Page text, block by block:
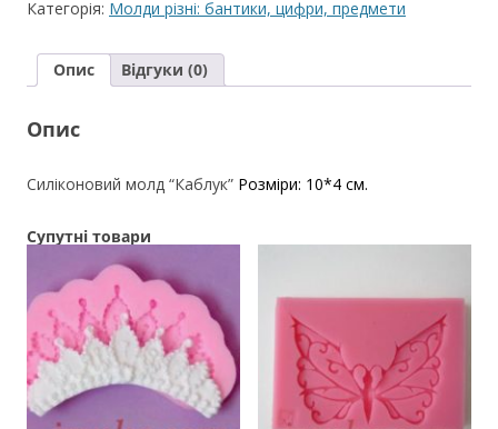
Категорія: Молди різні: бантики, цифри, предмети
Опис Відгуки (0)
Опис
Силіконовий молд “Каблук” Розміри: 10*4 см.
Супутні товари